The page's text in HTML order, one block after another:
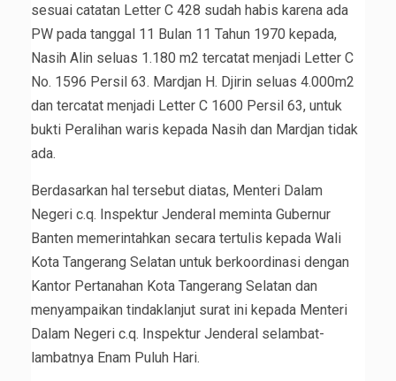
sesuai catatan Letter C 428 sudah habis karena ada
PW pada tanggal 11 Bulan 11 Tahun 1970 kepada,
Nasih Alin seluas 1.180 m2 tercatat menjadi Letter C
No. 1596 Persil 63. Mardjan H. Djirin seluas 4.000m2
dan tercatat menjadi Letter C 1600 Persil 63, untuk
bukti Peralihan waris kepada Nasih dan Mardjan tidak
ada.
Berdasarkan hal tersebut diatas, Menteri Dalam
Negeri c.q. Inspektur Jenderal meminta Gubernur
Banten memerintahkan secara tertulis kepada Wali
Kota Tangerang Selatan untuk berkoordinasi dengan
Kantor Pertanahan Kota Tangerang Selatan dan
menyampaikan tindaklanjut surat ini kepada Menteri
Dalam Negeri c.q. Inspektur Jenderal selambat-
lambatnya Enam Puluh Hari.